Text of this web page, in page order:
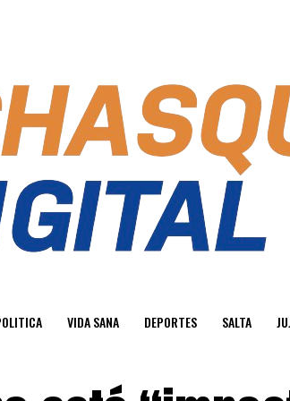
VIDA SANA DEPORTES SALTA